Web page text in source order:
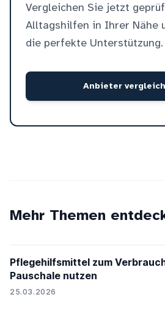
Vergleichen Sie jetzt
Alltagshilfen in Ihrer Nähe
die perfekte Unterstützung.
Anbieter
Mehr Themen
Pflegehilfsmittel zum
Pauschale nutzen
25.03.2026